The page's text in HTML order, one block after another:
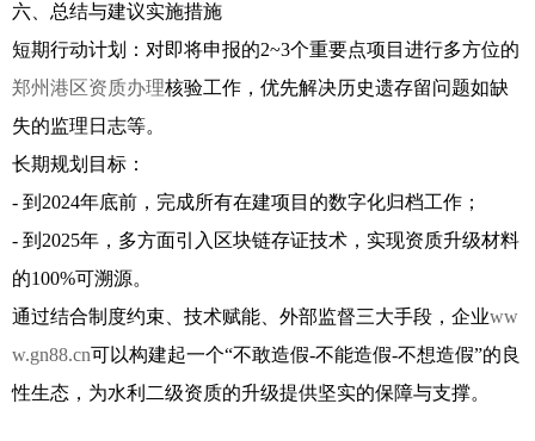
六、总结与建议实施措施
短期行动计划：对即将申报的2~3个重要点项目进行多方位的
郑州港区资质办理核验工作，优先解决历史遗存留问题如缺
失的监理日志等。
长期规划目标：
- 到2024年底前，完成所有在建项目的数字化归档工作；
- 到2025年，多方面引入区块链存证技术，实现资质升级材料
的100%可溯源。
通过结合制度约束、技术赋能、外部监督三大手段，企业ww
w.gn88.cn可以构建起一个“不敢造假-不能造假-不想造假”的良
性生态，为水利二级资质的升级提供坚实的保障与支撑。